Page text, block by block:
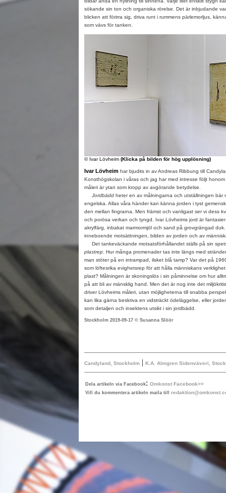
sökande sin ton och organiska rörelse. Det är inbjudande
blicken att förirra sig, driva runt i rummens pärlemorljus,
som vävs för tanken.
© Ivar Lövheim (Klicka på bilden för hög upplösning)
Ivar Lövheimhar bjudits in av Andreas Ribbung till
Konsthögskolan i våras och jag har med intresse följt
måleri är ytan som kropp av avgörande betydelse.
Jordbäddheter en av målningarna och utställningen bär
engelska. Allas våra händer kan känna jorden i tyst
den mellan fingrarna. Men främst och vanligast ser vi dess
och porösa verkan och tyngd. Ivar Lövheims jord är
akrylfärg, inbakat marmormjöl och sand på grovgrängad
inneboende motsättningen, bilden av jorden och av
Det tankeväckande motsatsförhållandet ställs på sin
plastrep. Hur många promenader tas inte längs med
man stöter på en intrampad, ilsket blå tamp? Var det på
som löftesrika evighetsrep för att hålla människans
plast? Målningen är skoningslös i sin påminnelse om hur
på att bli av mänsklig hand. Men det är nog inte det
driver Lövheims måleri, utan möjligheterna till snabba
kan lika gärna beskriva en vidsträckt ödeläggelse, eller
som detaljen och insektens utsikt i sin jordbädd.
Stockholm 2019-09-17 © Susanna Slöör
Candyland, Stockholm | K.A. Almgren Sidenväveri,
Dela artikeln via Facebook: Omkonst Facebook>>
Vill du kommentera artikeln maila till